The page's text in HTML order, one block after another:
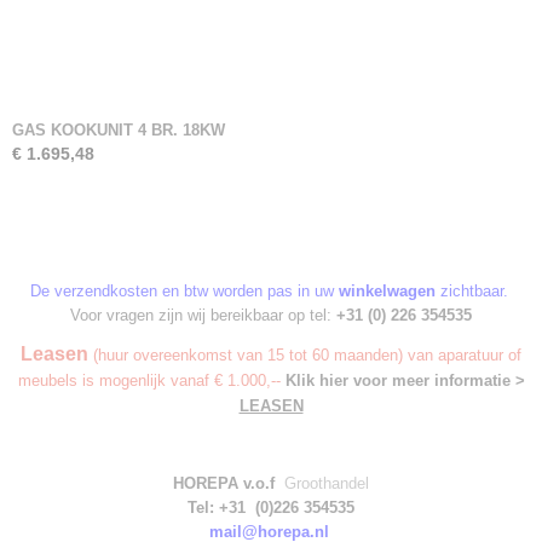
GAS KOOKUNIT 4 BR. 18KW
€ 1.695,48
De verzendkosten en btw worden pas in uw winkelwagen zichtbaar.
Voor vragen zijn wij bereikbaar op tel: +31 (0) 226 354535
Leasen (huur overeenkomst van 15 tot 60 maanden) van aparatuur of
meubels is mogenlijk vanaf € 1.000,-- Klik hier voor meer informatie >
LEASEN
HOREPA v.o.f Groothandel
Tel: +31 (0)226 354535
mail@horepa.nl